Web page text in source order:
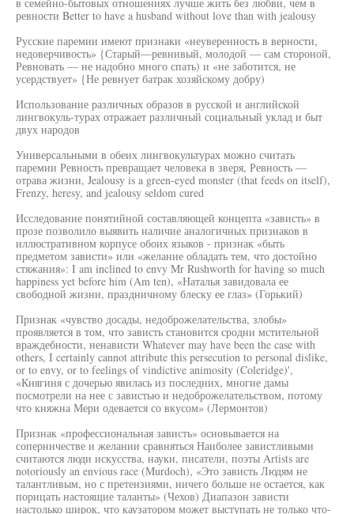
ревности Better to have a husband without love than with jealousy
Русские паремии имеют признаки «неуверенность в верности,
недоверчивость» {Старый—ревнивый, молодой — сам стороной,
Ревновать — не надобно много спать) и «не заботится, не
усердствует» {Не ревнует батрак хозяйскому добру)
Использование различных образов в русской и английской
лингвокуль-турах отражает различный социальный уклад и быт
двух народов
Универсальными в обеих лингвокультурах можно считать
паремии Ревность превращает человека в зверя, Ревность —
отрава жизни, Jealousy is a green-eyed monster (that feeds on itself),
Frenzy, heresy, and jealousy seldom cured
Исследование понятийной составляющей концепта «зависть» в
прозе позволило выявить наличие аналогичных признаков в
иллюстративном корпусе обоих языков - признак «быть
предметом зависти» или «желание обладать тем, что достойно
стяжания»: I am inclined to envy Mr Rushworth for having so much
happiness yet before him (Am ten), «Наталья завидовала ее
свободной жизни, праздничному блеску ее глаз» (Горький)
Признак «чувство досады, недоброжелательства, злобы»
проявляется в том, что зависть становится сродни мстительной
враждебности, ненависти Whatever may have been the case with
others, I certainly cannot attribute this persecution to personal dislike,
or to envy, or to feelings of vindictive animosity (Coleridge)',
«Княгиня с дочерью явилась из последних, многие дамы
посмотрели на нее с завистью и недоброжелательством, потому
что княжна Мери одевается со вкусом» (Лермонтов)
Признак «профессиональная зависть» основывается на
соперничестве и желании сравняться Наиболее завистливыми
считаются люди искусства, науки, писатели, поэты Artists are
notoriously an envious race (Murdoch), «Это зависть Людям не
талантливым, но с претензиями, ничего больше не остается, как
порицать настоящие таланты» (Чехов) Диапазон зависти
настолько широк, что каузатором может выступать не только что-